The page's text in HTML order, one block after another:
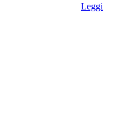
Leggi